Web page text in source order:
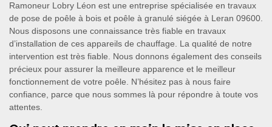
Ramoneur Lobry Léon est une entreprise spécialisée en travaux
de pose de poêle à bois et poêle à granulé siégée à Leran 09600.
Nous disposons une connaissance très fiable en travaux
d’installation de ces appareils de chauffage. La qualité de notre
intervention est très fiable. Nous donnons également des conseils
précieux pour assurer la meilleure apparence et le meilleur
fonctionnement de votre poêle. N’hésitez pas à nous faire
confiance, parce que nous sommes là pour répondre à toute vos
attentes.